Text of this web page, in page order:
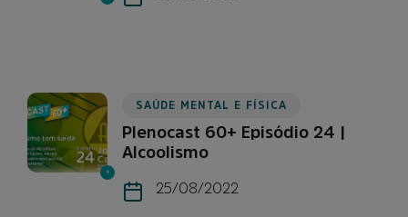
SAÚDE MENTAL E FÍSICA
Plenocast 60+ Episódio 24 |
Alcoolismo
25/08/2022